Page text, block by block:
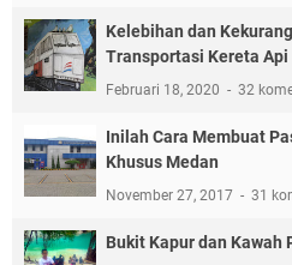
Kelebihan dan
Transportasi Kereta Api
Februari 18, 2020 32
Inilah Cara Membuat
Khusus Medan
November 27, 2017 31
Bukit Kapur dan Kawah